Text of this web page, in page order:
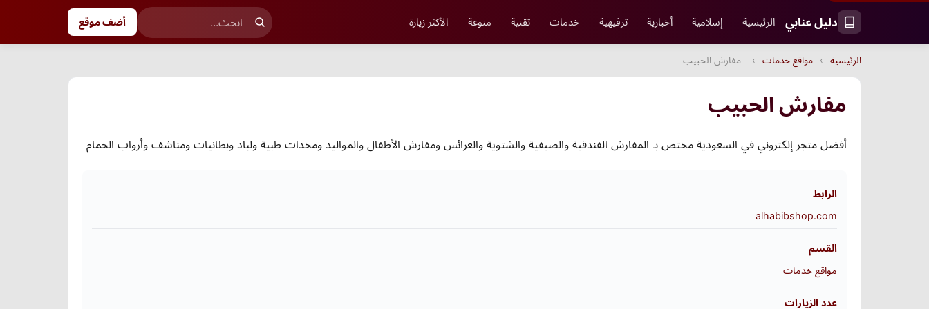
دليل عنابي الرئيسية إسلامية أخبارية ترفيهية خدمات تقنية منوعة الأكثر زيارة أضف موقع
الرئيسية › مواقع خدمات › مفارش الحبيب
مفارش الحبيب
أفضل متجر إلكتروني في السعودية مختص بـ المفارش الفندقية والصيفية والشتوية والعرائس ومفارش الأطفال والمواليد ومخدات طبية ولباد وبطانيات ومناشف وأرواب الحمام
الرابط
alhabibshop.com
القسم
مواقع خدمات
عدد الزيارات